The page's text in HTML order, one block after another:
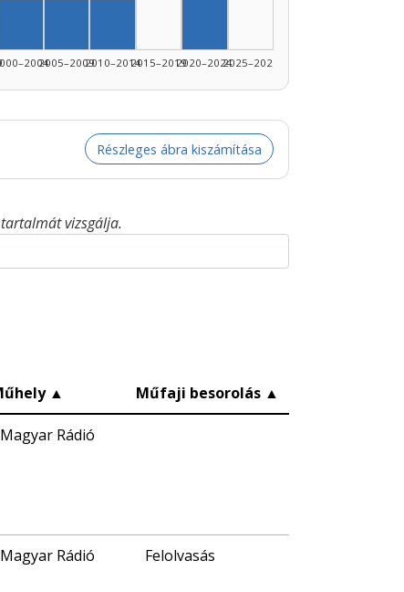
2005–20092010–20142015–20192020–20242025–2026
Részleges ábra kiszámítása
vizsgálja.
▲ Műfaji besorolás ▲
Magyar Rádió
Magyar Rádió Felolvasás